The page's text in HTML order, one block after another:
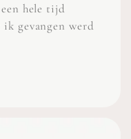
hele tijd
gevangen werd